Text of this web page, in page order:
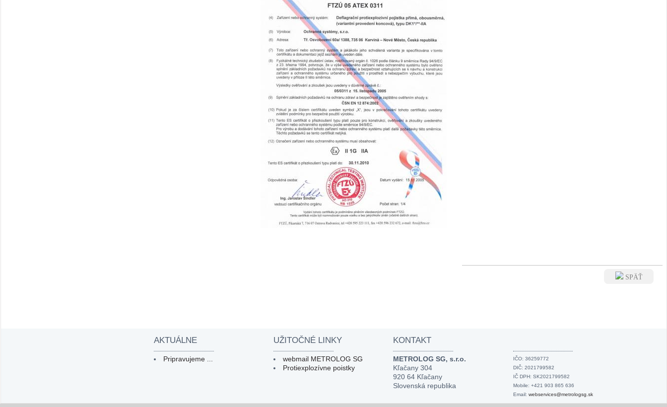
SPÄŤ
AKTUÁLNE
Pripravujeme ...
UŽITOČNÉ LINKY
webmail METROLOG SG
Protiexplozívne poistky
KONTAKT
METROLOG SG, s.r.o.
Kľačany 304
920 64 Kľačany
Slovenská republika
IČO: 36259772
DIČ: 2021799582
IČ DPH: SK2021799582
Mobile: +421 903 865 636
Email: webservices@metrologsg.sk